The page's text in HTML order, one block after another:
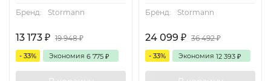
Бренд:
Stormann
13 173 ₽ 19 948₽
- 33% Экономия 6 775 ₽
Бренд:
Stormann
24 099 ₽ 36 492₽
- 33% Экономия 12 393 ₽